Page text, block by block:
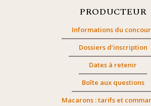
PRODUCTEUR
Informations du
Dossiers d’inscription
Dates à retenir
Boîte aux questions
Macarons : tarifs et